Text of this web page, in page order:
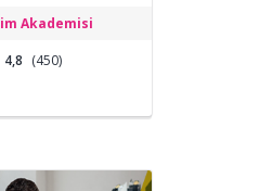
Akademisi
4,8 (450)